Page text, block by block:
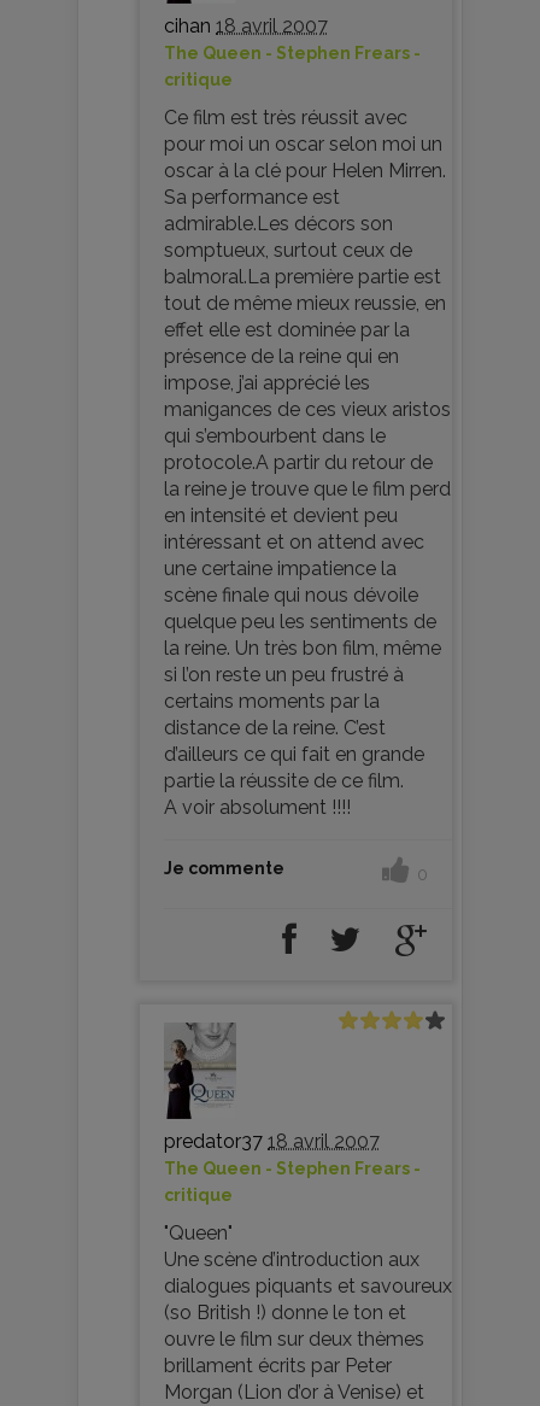
cihan 18 avril 2007
The Queen - Stephen Frears -
critique
Ce film est très réussit avec
pour moi un oscar selon moi un
oscar à la clé pour Helen Mirren.
Sa performance est
admirable.Les décors son
somptueux, surtout ceux de
balmoral.La première partie est
tout de même mieux reussie, en
effet elle est dominée par la
présence de la reine qui en
impose, j’ai apprécié les
manigances de ces vieux aristos
qui s’embourbent dans le
protocole.A partir du retour de
la reine je trouve que le film perd
en intensité et devient peu
intéressant et on attend avec
une certaine impatience la
scène finale qui nous dévoile
quelque peu les sentiments de
la reine. Un très bon film, même
si l’on reste un peu frustré à
certains moments par la
distance de la reine. C’est
d’ailleurs ce qui fait en grande
partie la réussite de ce film.
A voir absolument !!!!
Je commente 0
predator37 18 avril 2007
The Queen - Stephen Frears -
critique
"Queen"
Une scène d’introduction aux
dialogues piquants et savoureux
(so British !) donne le ton et
ouvre le film sur deux thèmes
brillament écrits par Peter
Morgan (Lion d’or à Venise) et